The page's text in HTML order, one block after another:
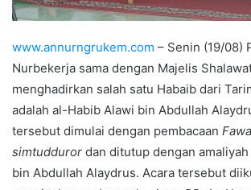
www.annurngrukem.com – Senin (19/08)
Nurbekerja sama dengan Majelis
menghadirkan salah satu Habaib dari
adalah al-Habib Alawi bin Abdullah
tersebut dimulai dengan pembacaan
simtudduror dan ditutup dengan
bin Abdullah Alaydrus. Acara tersebut